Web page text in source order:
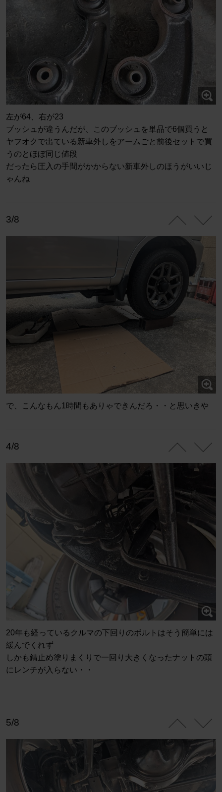
左が64、右が23
ブッシュが違うんだが、このブッシュを単品で6個買うと
ヤフオクで出ている新車外しをアームごと前後セットで買
うのとほぼ同じ値段
だったら圧入の手間がかからない新車外しのほうがいいじ
ゃんね
3/8
で、こんなもん1時間もありゃできんだろ・・と思いきや
4/8
20年も経っているクルマの下回りのボルトはそう簡単には
緩んでくれず
しかも錆止め塗りまくりで一回り大きくなったナットの頭
にレンチが入らない・・
5/8